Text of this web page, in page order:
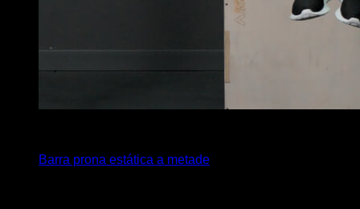
Barra prona estática a metade